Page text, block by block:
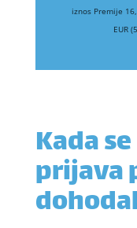
iznos Premije
EUR
Kada
prijava